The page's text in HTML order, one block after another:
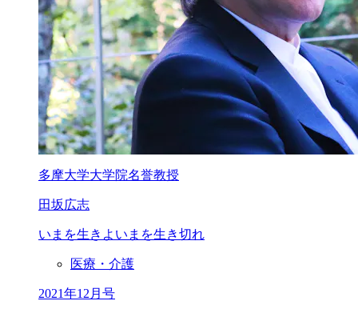
多摩大学大学院名誉教授
田坂広志
いまを生きよ いまを生き切れ
医療・介護
2021年12月号